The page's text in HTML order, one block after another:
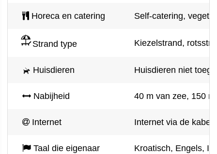
Horeca en catering Self-catering,
Strand type Kiezelstrand,
Huisdieren Huisdieren niet
Nabijheid 40 m van zee, 150
Internet Internet via de kabel
Taal die eigenaar Kroatisch, Engels,